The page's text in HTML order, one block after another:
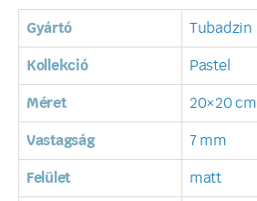
Gyártó Tubadzin
Kollekció Pastel
Méret 20×20 cm
Vastagság 7 mm
Felület matt